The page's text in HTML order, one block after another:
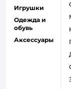
Игрушки
Одежда и
обувь
Аксессуары